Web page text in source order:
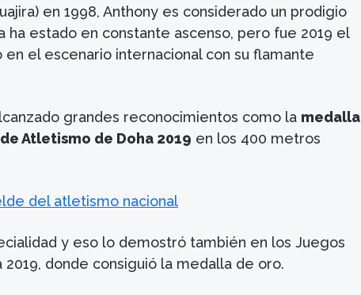
en 1998, Anthony es considerado un prodigio
ha estado en constante ascenso, pero fue 2019 el
en el escenario internacional con su flamante
grandes reconocimientos como la medalla
Atletismo de Doha 2019 en los 400 metros
del atletismo nacional
y eso lo demostró también en los Juegos
donde consiguió la medalla de oro.